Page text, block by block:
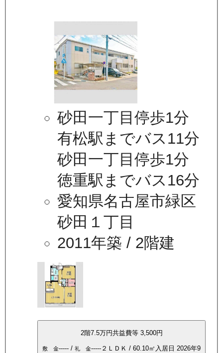
砂田一丁目停歩1分
有松駅までバス11分
砂田一丁目停歩1分
徳重駅までバス16分
愛知県名古屋市緑区
砂田１丁目
2011年築 / 2階建
2階7.5万円共益費等 3,500円
敷 金----- / 礼 金----- ２ＬＤＫ / 60.10㎡ 入居日 2026年9